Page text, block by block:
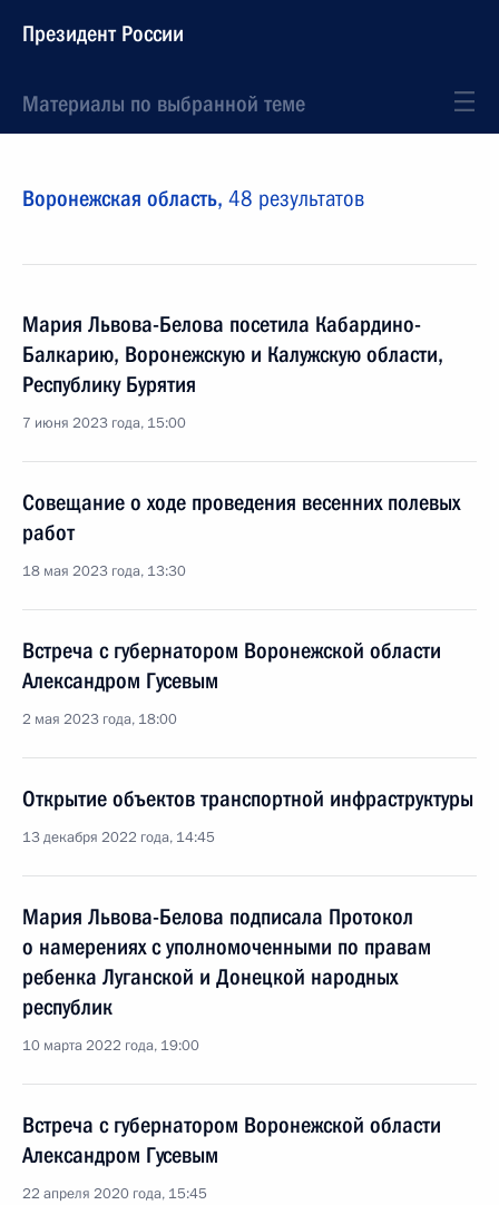
Президент России
Материалы по выбранной теме
Воронежская область, 48 результатов
Мария Львова-Белова посетила Кабардино-
Балкарию, Воронежскую и Калужскую области,
Республику Бурятия
7 июня 2023 года, 15:00
Совещание о ходе проведения весенних полевых
работ
18 мая 2023 года, 13:30
Встреча с губернатором Воронежской области
Александром Гусевым
2 мая 2023 года, 18:00
Открытие объектов транспортной инфраструктуры
13 декабря 2022 года, 14:45
Мария Львова-Белова подписала Протокол
о намерениях с уполномоченными по правам
ребенка Луганской и Донецкой народных
республик
10 марта 2022 года, 19:00
Встреча с губернатором Воронежской области
Александром Гусевым
22 апреля 2020 года, 15:45